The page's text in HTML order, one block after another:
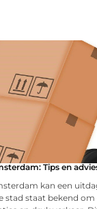
Tips en
kan een
stad staat bekend om